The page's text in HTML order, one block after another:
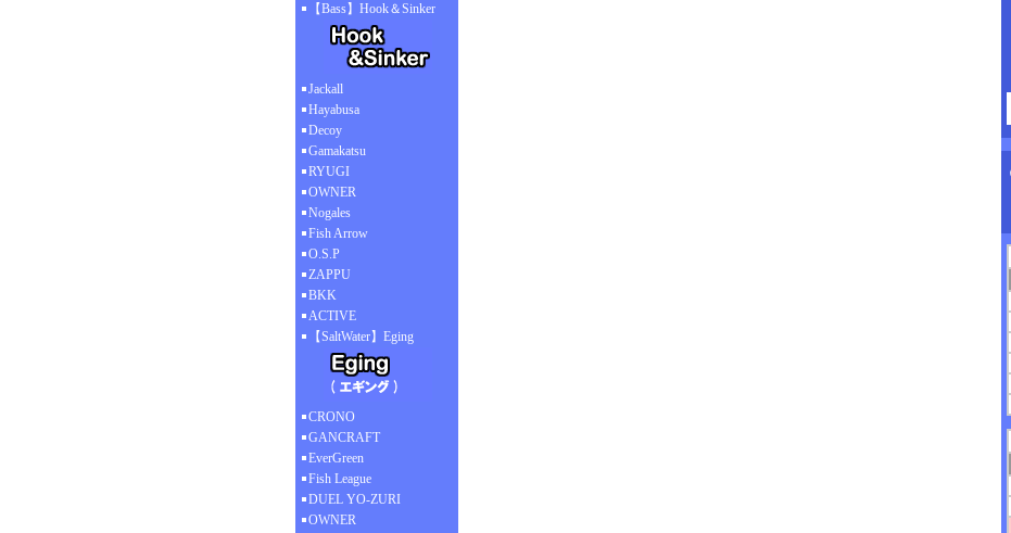
【Bass】Hook＆Sinker
Jackall
Hayabusa
Decoy
Gamakatsu
RYUGI
OWNER
Nogales
Fish Arrow
O.S.P
ZAPPU
BKK
ACTIVE
【SaltWater】Eging
CRONO
GANCRAFT
EverGreen
Fish League
DUEL YO-ZURI
OWNER